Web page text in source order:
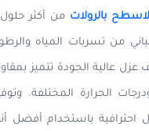
بالرولات من أكثر
من تسربات المياه
عزل عالية الجودة تتميز
ودرجات الحرارة المختلفة.
احترافية باستخدام أفضل